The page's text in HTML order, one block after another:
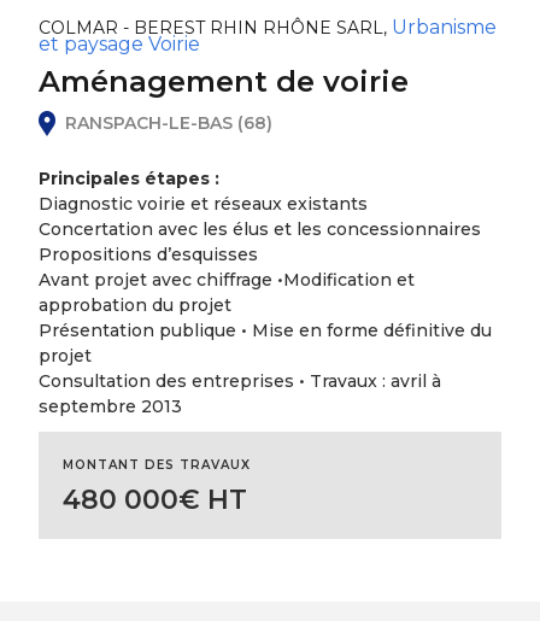
COLMAR - BEREST RHIN RHÔNE SARL, Urbanisme
et paysage Voirie
Aménagement de voirie
RANSPACH-LE-BAS (68)
Principales étapes :
Diagnostic voirie et réseaux existants
Concertation avec les élus et les concessionnaires
Propositions d’esquisses
Avant projet avec chiffrage •Modification et
approbation du projet
Présentation publique • Mise en forme définitive du
projet
Consultation des entreprises • Travaux : avril à
septembre 2013
MONTANT DES TRAVAUX
480 000€ HT